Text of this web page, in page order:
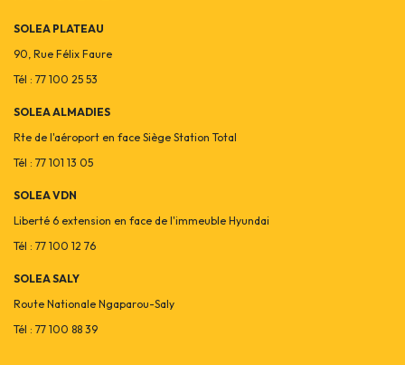
SOLEA PLATEAU
90, Rue Félix Faure
Tél : 77 100 25 53
SOLEA ALMADIES
Rte de l'aéroport en face Siège Station Total
Tél : 77 101 13 05
SOLEA VDN
Liberté 6 extension en face de l'immeuble Hyundai
Tél : 77 100 12 76
SOLEA SALY
Route Nationale Ngaparou-Saly
Tél : 77 100 88 39